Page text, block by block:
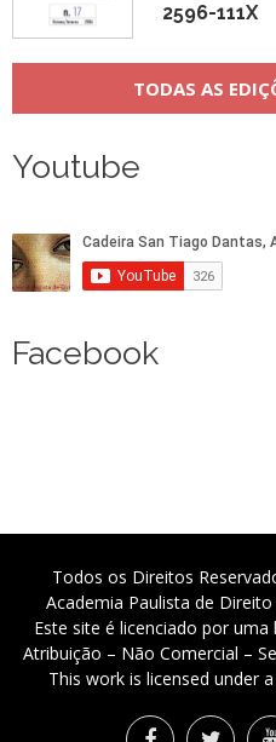
2596-111X
TODAS AS
Youtube
Facebook
Todos os Direitos
Academia Paulista de
Este site é licenciado por uma
Atribuição – Não Comercial –
This work is licensed under